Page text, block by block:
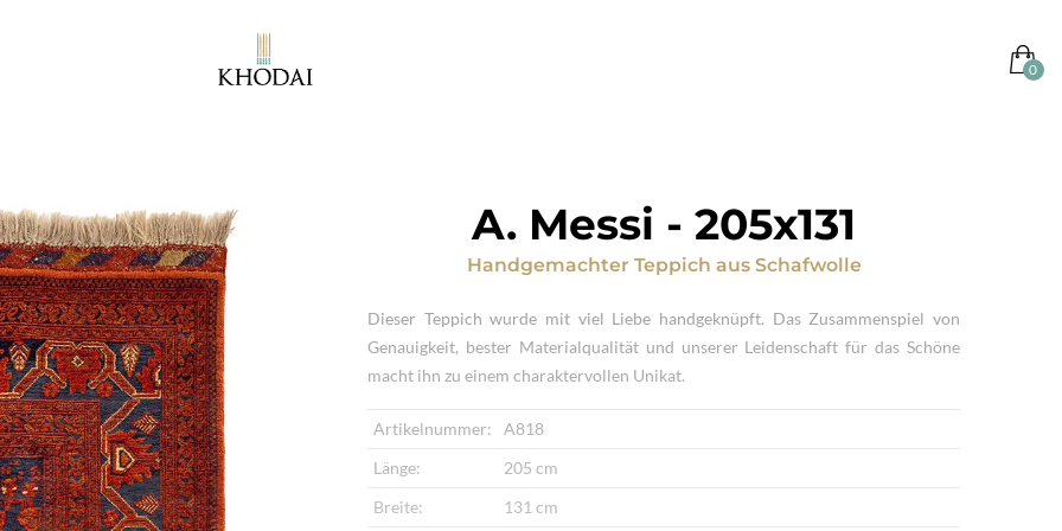
A. Messi - 205x131
Handgemachter Teppich aus Schafwolle
Dieser Teppich wurde mit viel Liebe handgeknüpft. Das Zusammenspiel von
Genauigkeit, bester Materialqualität und unserer Leidenschaft für das Schöne
macht ihn zu einem charaktervollen Unikat.
Artikelnummer:
A818
Länge:
205 cm
Breite:
131 cm